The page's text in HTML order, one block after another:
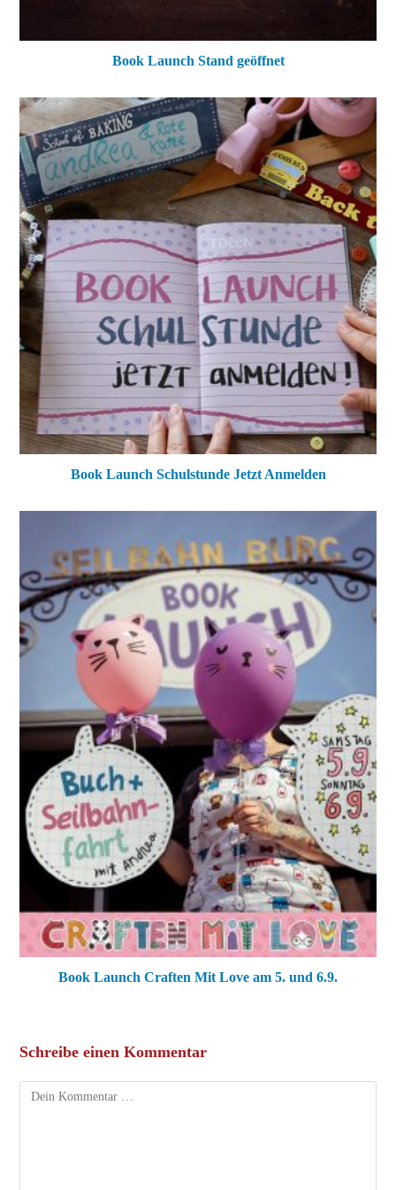
Book Launch Stand geöffnet
Book Launch Schulstunde Jetzt Anmelden
Book Launch Craften Mit Love am 5. und 6.9.
Schreibe einen Kommentar
Kommentar